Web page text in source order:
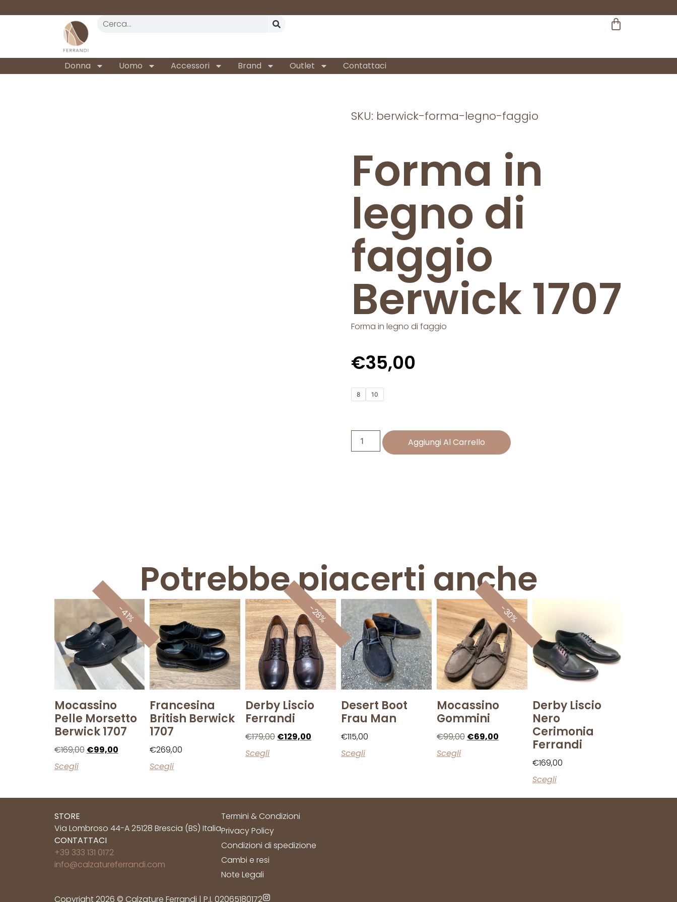
REALTÀ STORICA
DAL 1962
Donna Uomo Accessori Brand Outlet Contattaci
SKU: berwick-forma-legno-faggio
Forma in
legno di
faggio
Berwick 1707
Forma in legno di faggio
€35,00
8 10
Aggiungi Al Carrello
Potrebbe piacerti anche
-41%
Mocassino
Pelle Morsetto
Berwick 1707
€169,00 €99,00
Scegli
Francesina
British Berwick
1707
€269,00
Scegli
-28%
Derby Liscio
Ferrandi
€179,00 €129,00
Scegli
Desert Boot
Frau Man
€115,00
Scegli
-30%
Mocassino
Gommini
€99,00 €69,00
Scegli
Derby Liscio
Nero
Cerimonia
Ferrandi
€169,00
Scegli
STORE
Via Lombroso 44-A 25128 Brescia (BS) Italia
CONTATTACI
+39 333 131 0172
info@calzatureferrandi.com
Termini & Condizioni
Privacy Policy
Condizioni di spedizione
Cambi e resi
Note Legali
Copyright 2026 © Calzature Ferrandi | P.I. 02065180172